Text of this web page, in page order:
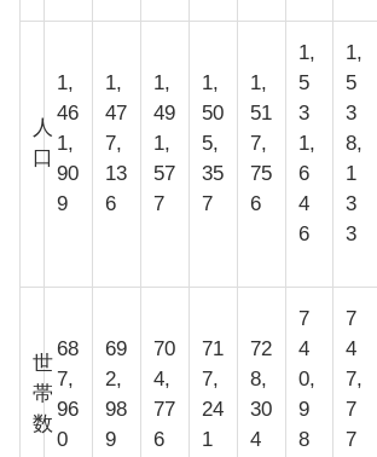
人
口
1,
46
1,
90
9
1,
47
7,
13
6
1,
49
1,
57
7
1,
50
5,
35
7
1,
51
7,
75
6
1,
5
3
1,
6
4
6
1,
5
3
8,
1
3
3
世
帯
数
68
7,
96
0
69
2,
98
9
70
4,
77
6
71
7,
24
1
72
8,
30
4
7
4
0,
9
8
7
4
7,
7
7